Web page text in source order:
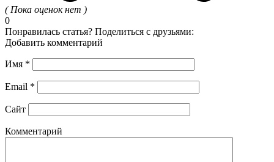
( Пока оценок нет )
0
Понравилась статья? Поделиться с друзьями:
Добавить комментарий
Имя *
Email *
Сайт
Комментарий